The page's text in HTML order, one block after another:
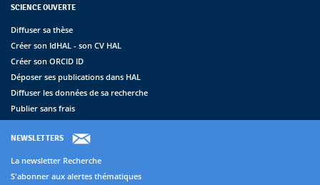
SCIENCE OUVERTE
Diffuser sa thèse
Créer son IdHAL - son CV HAL
Créer son ORCID ID
Déposer ses publications dans HAL
Diffuser les données de sa recherche
Publier sans frais
NEWSLETTERS
La newsletter Recherche
S'abonner aux alertes thématiques